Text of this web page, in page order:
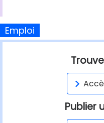
Emploi
Publier